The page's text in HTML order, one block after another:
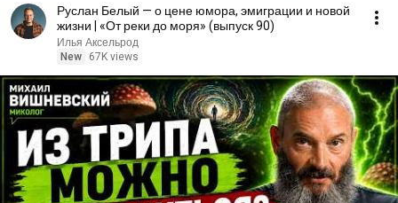
Руслан Белый — о цене юмора, эмиграции и новой
жизни | «От реки до моря» (выпуск 90)
Илья Аксельрод
New
67K views